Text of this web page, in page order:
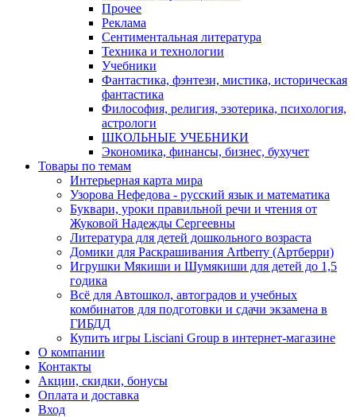
Прочее
Реклама
Сентиментальная литература
Техника и технологии
Учебники
Фантастика, фэнтези, мистика, историческая
фантастика
Философия, религия, эзотерика, психология,
астрологи
ШКОЛЬНЫЕ УЧЕБНИКИ
Экономика, финансы, бизнес, бухучет
Товары по темам
Интерьерная карта мира
Узорова Нефедова - русский язык и математика
Буквари, уроки правильной речи и чтения от
Жуковой Надежды Сергеевны
Литература для детей дошкольного возраста
Домики для Раскрашивания Artberry (Артберри)
Игрушки Мякиши и Шумякиши для детей до 1,5
годика
Всё для Автошкол, автоградов и учебных
комбинатов для подготовки и сдачи экзамена в
ГИБДД
Купить игры Lisciani Group в интернет-магазине
О компании
Контакты
Акции, скидки, бонусы
Оплата и доставка
Вход